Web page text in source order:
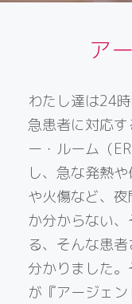
ア
わたし達は24
急患者に対応
ー・ルーム（
し、急な発熱
や火傷など、
か分からない
る、そんな患
分かりました
が『アージェン